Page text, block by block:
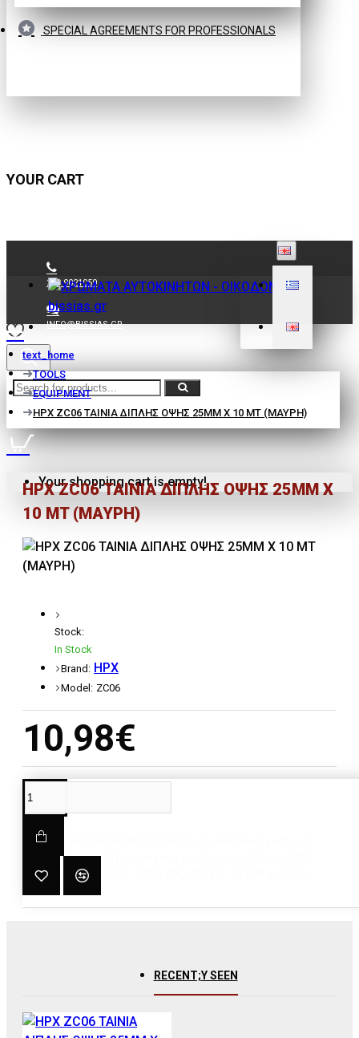
SPECIAL AGREEMENTS FOR PROFESSIONALS
YOUR CART
210 9021059
INFO@BISSIAS.GR
Your shopping cart is empty!
text_home
TOOLS
EQUIPMENT
HPX ZC06 ΤΑΙΝΙΑ ΔΙΠΛΗΣ ΟΨΗΣ 25MM X 10 MT (ΜΑΥΡΗ)
HPX ZC06 ΤΑΙΝΙΑ ΔΙΠΛΗΣ ΟΨΗΣ 25MM X
10 MT (ΜΑΥΡΗ)
10,98€
Stock:
In Stock
Brand: HPX
Model: ZC06
• Εξαιρετική πρόσφυση σε βερνίκια, πλαστικά, γυαλί και
μέταλλο • Ικανότητα συνεχούς λειτουργίας στους 120°C
(25N / 25MM) ΤΥΠΟΣ: ZC06 ΔΙΑΣΤΑΣΕΙΣ: 25 MM X 10 MT
RECENT;Y SEEN